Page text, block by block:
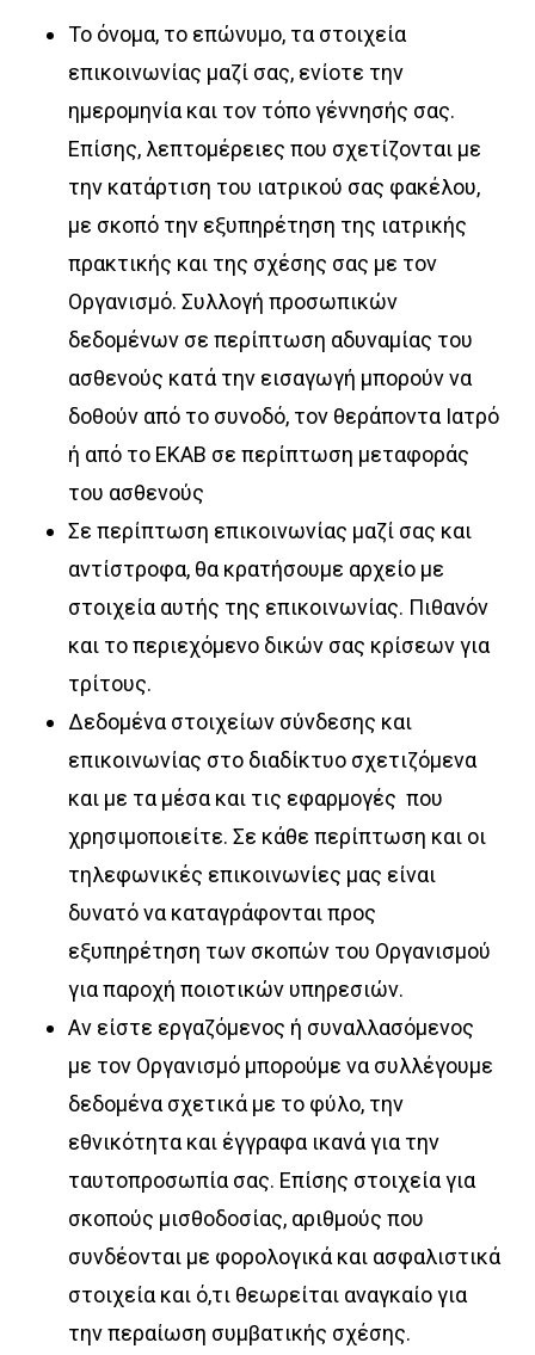
Το όνομα, το επώνυμο, τα στοιχεία
επικοινωνίας μαζί σας, ενίοτε την
ημερομηνία και τον τόπο γέννησής σας.
Επίσης, λεπτομέρειες που σχετίζονται με
την κατάρτιση του ιατρικού σας φακέλου,
με σκοπό την εξυπηρέτηση της ιατρικής
πρακτικής και της σχέσης σας με τον
Οργανισμό. Συλλογή προσωπικών
δεδομένων σε περίπτωση αδυναμίας του
ασθενούς κατά την εισαγωγή μπορούν να
δοθούν από το συνοδό, τον θεράποντα Ιατρό
ή από το ΕΚΑΒ σε περίπτωση μεταφοράς
του ασθενούς
Σε περίπτωση επικοινωνίας μαζί σας και
αντίστροφα, θα κρατήσουμε αρχείο με
στοιχεία αυτής της επικοινωνίας. Πιθανόν
και το περιεχόμενο δικών σας κρίσεων για
τρίτους.
Δεδομένα στοιχείων σύνδεσης και
επικοινωνίας στο διαδίκτυο σχετιζόμενα
και με τα μέσα και τις εφαρμογές που
χρησιμοποιείτε. Σε κάθε περίπτωση και οι
τηλεφωνικές επικοινωνίες μας είναι
δυνατό να καταγράφονται προς
εξυπηρέτηση των σκοπών του Οργανισμού
για παροχή ποιοτικών υπηρεσιών.
Αν είστε εργαζόμενος ή συναλλασόμενος
με τον Οργανισμό μπορούμε να συλλέγουμε
δεδομένα σχετικά με το φύλο, την
εθνικότητα και έγγραφα ικανά για την
ταυτοπροσωπία σας. Επίσης στοιχεία για
σκοπούς μισθοδοσίας, αριθμούς που
συνδέονται με φορολογικά και ασφαλιστικά
στοιχεία και ό,τι θεωρείται αναγκαίο για
την περαίωση συμβατικής σχέσης.